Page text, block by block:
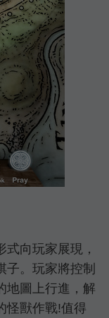
向玩家展現，
子。玩家將控制
地圖上行進，解
怪獸作戰!值得